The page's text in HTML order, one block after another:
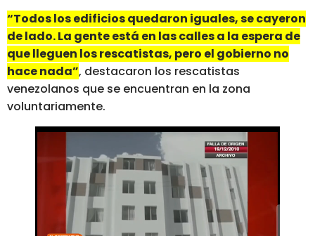
“Todos los edificios quedaron iguales, se cayeron
de lado. La gente está en las calles a la espera de
que lleguen los rescatistas, pero el gobierno no
hace nada”, destacaron los rescatistas
venezolanos que se encuentran en la zona
voluntariamente.